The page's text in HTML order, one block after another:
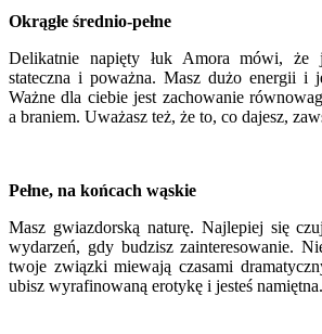
Okrągłe średnio-pełne
Delikatnie napięty łuk Amora mówi, że
stateczna i poważna. Masz dużo energii i
Ważne dla ciebie jest zachowanie
a braniem. Uważasz też, że to, co dajesz,
Pełne, na końcach wąskie
Masz gwiazdorską naturę. Najlepiej się
wydarzeń, gdy budzisz zainteresowanie.
twoje związki miewają czasami
ubisz wyrafinowaną erotykę i jesteś namiętna.